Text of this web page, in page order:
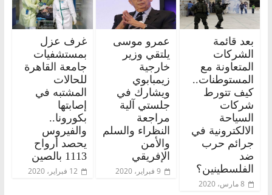
بعد قائمة
الشركات
المتعاونة مع
المستوطنات..
كيف تتورط
شركات
السياحة
الالكترونية في
جرائم حرب
ضد
الفلسطينين؟
8 مارس، 2020
عمرو موسى
يلتقي وزير
خارجية
زيمبابوي
ويشارك في
جلستي آلية
مراجعة
النظراء والسلم
والأمن
الإفريقي
9 فبراير، 2020
غرف عزل
بمستشفيات
جامعة القاهرة
للحالات
المشتبه في
إصابتها
بكورونا..
والفيروس
يحصد أرواح
1113 بالصين
12 فبراير، 2020